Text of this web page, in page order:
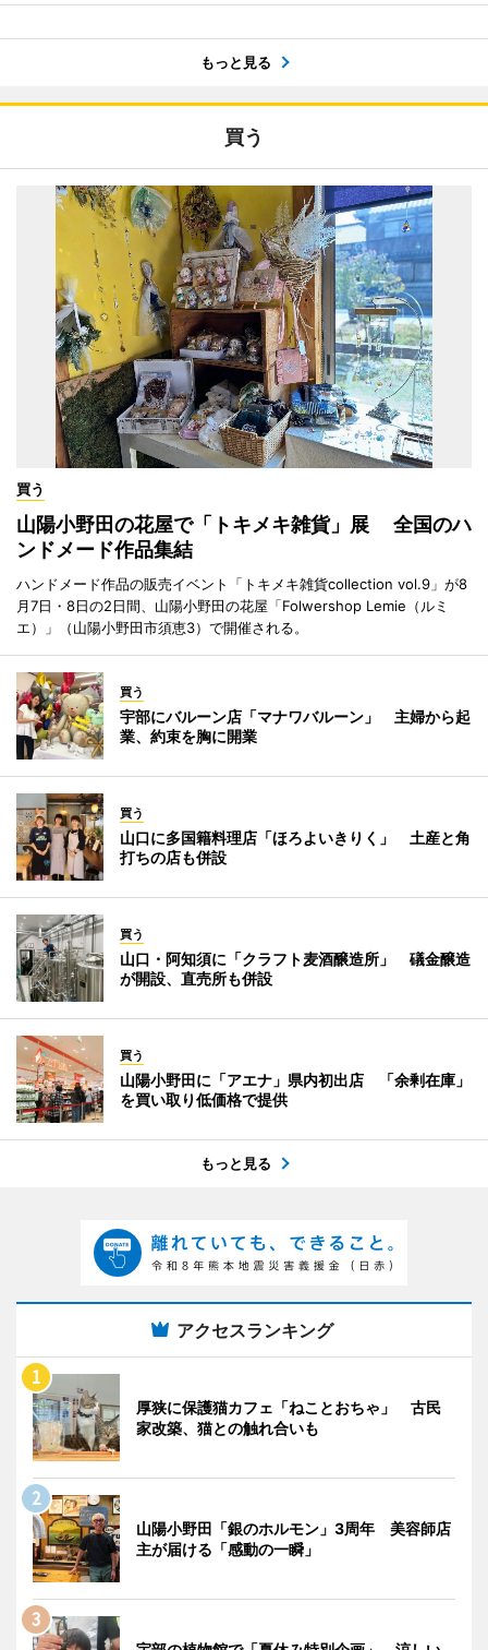
もっと見る
買う
買う
山陽小野田の花屋で「トキメキ雑貨」展 全国のハ
ンドメード作品集結
ハンドメード作品の販売イベント「トキメキ雑貨collection vol.9」が8
月7日・8日の2日間、山陽小野田の花屋「Folwershop Lemie（ルミ
エ）」（山陽小野田市須恵3）で開催される。
買う
宇部にバルーン店「マナワバルーン」 主婦から起
業、約束を胸に開業
買う
山口に多国籍料理店「ほろよいきりく」 土産と角
打ちの店も併設
買う
山口・阿知須に「クラフト麦酒醸造所」 礒金醸造
が開設、直売所も併設
買う
山陽小野田に「アエナ」県内初出店 「余剰在庫」
を買い取り低価格で提供
もっと見る
アクセスランキング
厚狭に保護猫カフェ「ねことおちゃ」 古民
家改築、猫との触れ合いも
山陽小野田「銀のホルモン」3周年 美容師店
主が届ける「感動の一瞬」